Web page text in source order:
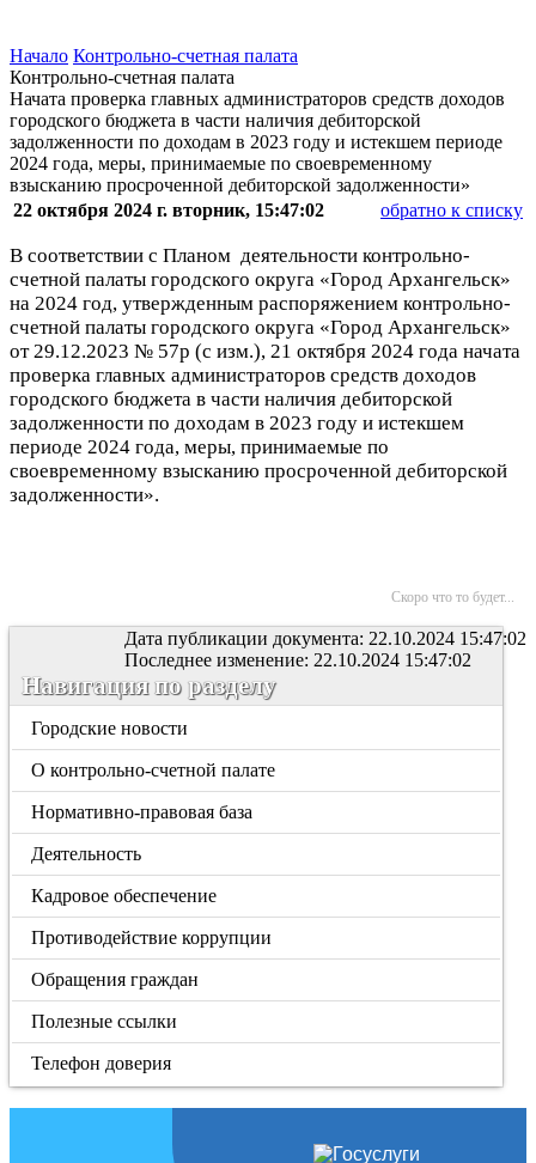
Начало Контрольно-счетная палата
Контрольно-счетная палата
Начата проверка главных администраторов средств доходов
городского бюджета в части наличия дебиторской
задолженности по доходам в 2023 году и истекшем периоде
2024 года, меры, принимаемые по своевременному
взысканию просроченной дебиторской задолженности»
22 октября 2024 г. вторник, 15:47:02
обратно к списку
В соответствии с Планом деятельности контрольно-
счетной палаты городского округа «Город Архангельск»
на 2024 год, утвержденным распоряжением контрольно-
счетной палаты городского округа «Город Архангельск»
от 29.12.2023 № 57р (с изм.), 21 октября 2024 года начата
проверка главных администраторов средств доходов
городского бюджета в части наличия дебиторской
задолженности по доходам в 2023 году и истекшем
периоде 2024 года, меры, принимаемые по
своевременному взысканию просроченной дебиторской
задолженности».
Скоро что то будет...
Дата публикации документа: 22.10.2024 15:47:02
Последнее изменение: 22.10.2024 15:47:02
Навигация по разделу
Городские новости
О контрольно-счетной палате
Нормативно-правовая база
Деятельность
Кадровое обеспечение
Противодействие коррупции
Обращения граждан
Полезные ссылки
Телефон доверия